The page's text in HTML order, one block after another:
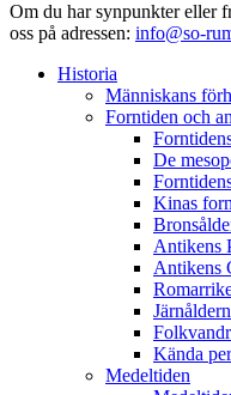
Om du har synpunkter eller
oss på adressen: info@so-
Historia
Människans
Forntiden och
De
Kinas
Antikens
Antikens
Kända
Medeltiden